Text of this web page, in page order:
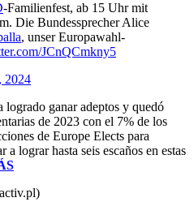
-Familienfest, ab 15 Uhr mit
Die Bundessprecher Alice
, unser Europawahl-
JCnQCmkny5
2024
logrado ganar adeptos y quedó
de 2023 con el 7% de los
de Europe Elects para
lograr hasta seis escaños en estas